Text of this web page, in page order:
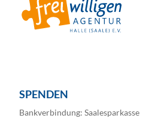
SPENDEN
Bankverbindung: Saalesparkasse